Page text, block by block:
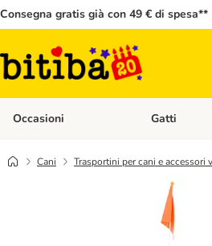
Consegna gratis già con 49 € di spesa**
Occasioni Apri Menù
Gatti
Cani Trasportini per cani e accessori